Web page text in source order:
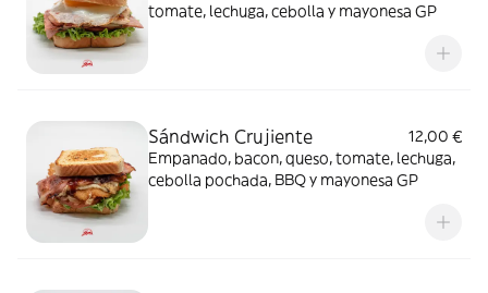
tomate, lechuga, cebolla y mayonesa GP
Sándwich Crujiente
12,00 €
Empanado, bacon, queso, tomate, lechuga,
cebolla pochada, BBQ y mayonesa GP